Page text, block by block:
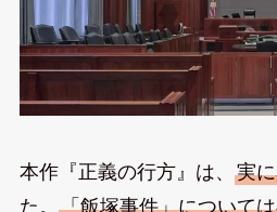
本作『正義の行方』は、 実
た。 「飯塚事件」について